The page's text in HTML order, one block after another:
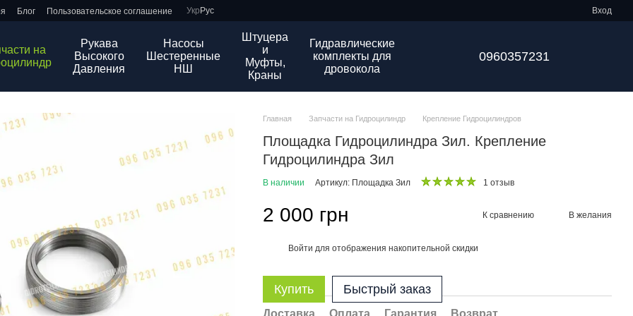
Блог Пользовательское соглашение Укр Рус Вход
на
Рукава
Высокого
Давления
Насосы
Шестеренные
НШ
Штуцера
и
Муфты,
Краны
Гидравлические
комплекты для
дровокола
0960357231
Главная Запчасти на Гидроцилиндр Крепление Гидроцилиндров
Площадка Гидроцилиндра Зил. Крепление
Гидроцилиндра Зил
В наличии Артикул: Площадка Зил 1 отзыв
2 000 грн К сравнению В желания
Войти для отображения накопительной скидки
Купить Быстрый заказ
Доставка Оплата Гарантия Возврат